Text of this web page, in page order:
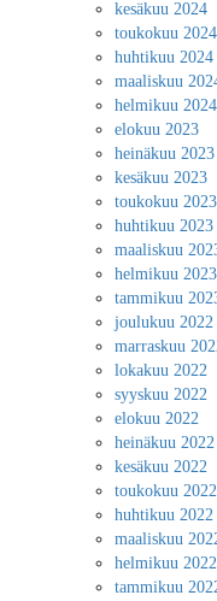
kesäkuu 2024
toukokuu 2024
huhtikuu 2024
maaliskuu
helmikuu 2024
elokuu 2023
heinäkuu 2023
kesäkuu 2023
toukokuu 2023
huhtikuu 2023
maaliskuu
helmikuu 2023
tammikuu
joulukuu 2022
marraskuu
lokakuu 2022
syyskuu 2022
elokuu 2022
heinäkuu 2022
kesäkuu 2022
toukokuu 2022
huhtikuu 2022
maaliskuu
helmikuu 2022
tammikuu